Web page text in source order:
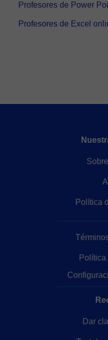
Profesores de Power
Profesores de Excel
Política
Dar